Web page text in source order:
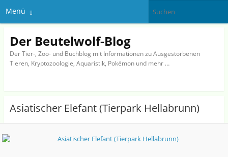
Menü
Der Beutelwolf-Blog
Der Tier-, Zoo- und Buchblog mit Informationen zu Ausgestorbenen
Tieren, Kryptozoologie, Aquaristik, Pokémon und mehr …
Asiatischer Elefant (Tierpark Hellabrunn)